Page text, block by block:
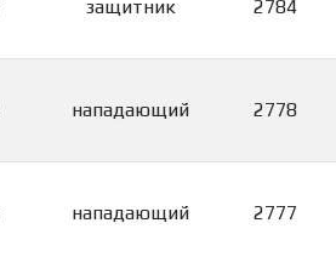
защитник 2784
нападающий 2778
нападающий 2777